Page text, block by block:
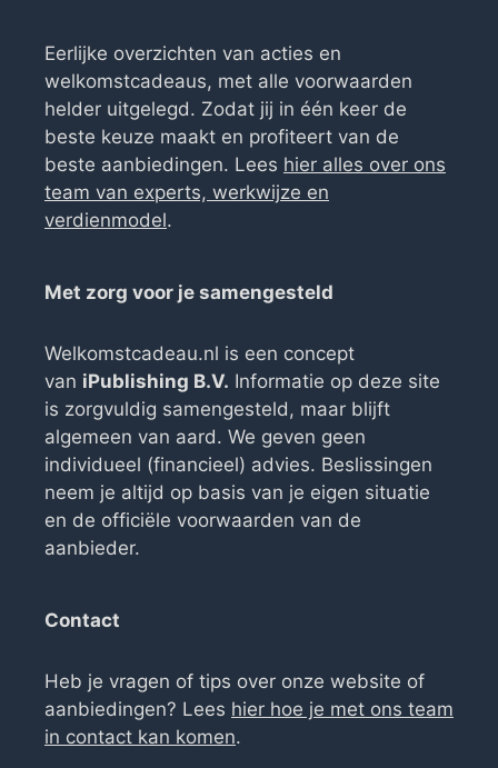
Eerlijke overzichten van acties en
welkomstcadeaus, met alle voorwaarden
helder uitgelegd. Zodat jij in één keer de
beste keuze maakt en profiteert van de
beste aanbiedingen. Lees hier alles over ons
team van experts, werkwijze en
verdienmodel.
Met zorg voor je samengesteld
Welkomstcadeau.nl is een concept
van iPublishing B.V. Informatie op deze site
is zorgvuldig samengesteld, maar blijft
algemeen van aard. We geven geen
individueel (financieel) advies. Beslissingen
neem je altijd op basis van je eigen situatie
en de officiële voorwaarden van de
aanbieder.
Contact
Heb je vragen of tips over onze website of
aanbiedingen? Lees hier hoe je met ons team
in contact kan komen.